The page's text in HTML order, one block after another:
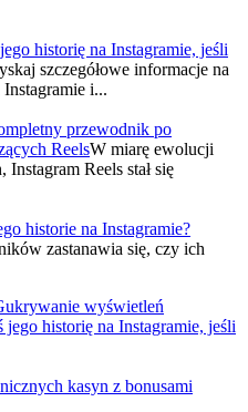
historię na Instagramie, jeśli
szczegółowe informacje na
i...
przewodnik po
ReelsW miarę ewolucji
Reels stał się
historie na Instagramie?
zastanawia się, czy ich
ukrywanie wyświetleń
jego historię na Instagramie, jeśli
kasyn z bonusami